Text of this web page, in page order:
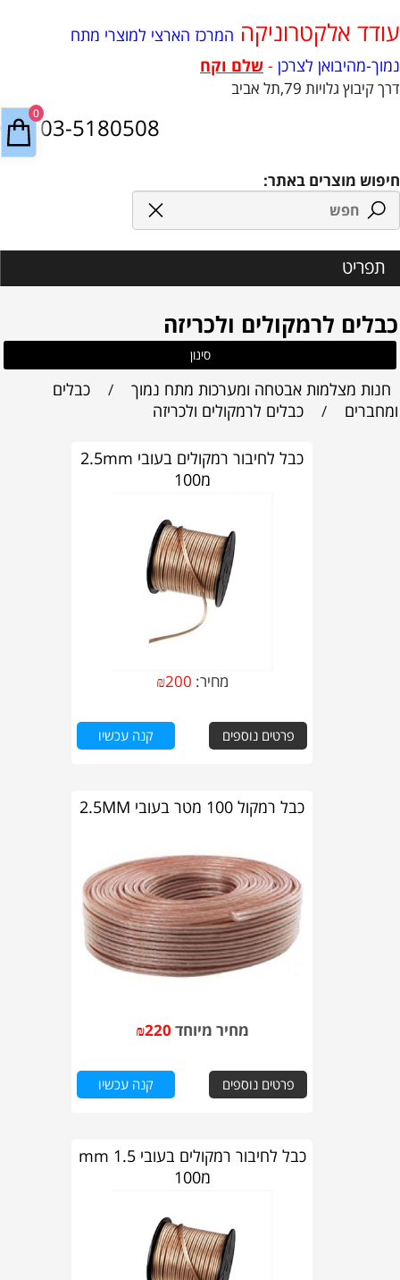
עודד אלקטרוניקה המרכז הארצי למוצרי מתח
נמוך-מהיבואן לצרכן - שלם וקח
דרך קיבוץ גלויות 79,תל אביב
03-5180508
חיפוש מוצרים באתר:
תפריט
כבלים לרמקולים ולכריזה
סינון
חנות מצלמות אבטחה ומערכות מתח נמוך /
כבלים
ומחברים
/ כבלים לרמקולים ולכריזה
0
כבל לחיבור רמקולים בעובי 2.5mm
מ100
מחיר: ₪200
פרטים נוספים קנה עכשיו
כבל רמקול 100 מטר בעובי 2.5MM
מחיר מיוחד ₪220
פרטים נוספים קנה עכשיו
כבל לחיבור רמקולים בעובי 1.5 mm
מ100